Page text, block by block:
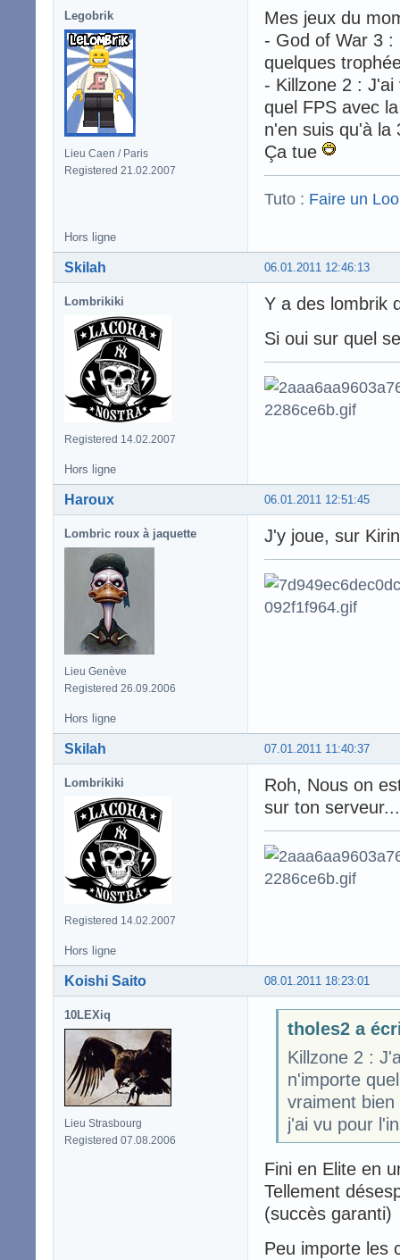
Legobrik
Lieu Caen / Paris
Registered 21.02.2007
Mes jeux du
- God of War 3 :
quelques
- Killzone 2 :
quel FPS avec
n'en suis qu'à la
Ça tue
Tuto : Faire un
Hors ligne
06.01.2011 12:46:13
Skilah
Lombrikiki
Registered 14.02.2007
Y a des lombrik
Si oui sur quel
Hors ligne
06.01.2011 12:51:45
Haroux
Lombric roux à jaquette
Lieu Genève
Registered 26.09.2006
J'y joue, sur
Hors ligne
07.01.2011 11:40:37
Skilah
Lombrikiki
Registered 14.02.2007
Roh, Nous on
sur ton serveur...
Hors ligne
08.01.2011 18:23:01
Koishi Saito
10LEXiq
Lieu Strasbourg
Registered 07.08.2006
tholes2 a
Killzone 2 :
n'importe
vraiment
j'ai vu pour
Fini en Elite en
Tellement
(succès garanti)
Peu importe les